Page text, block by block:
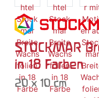
STOCKMAR
in 18 Farben
20 x 10 cm